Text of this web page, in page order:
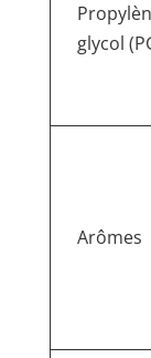
glycol
Arômes